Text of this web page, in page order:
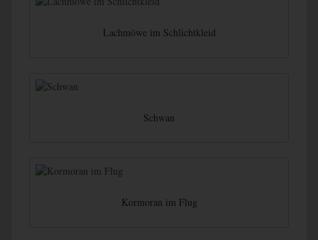
Lachmöwe im Schlichtkleid
Schwan
Kormoran im Flug